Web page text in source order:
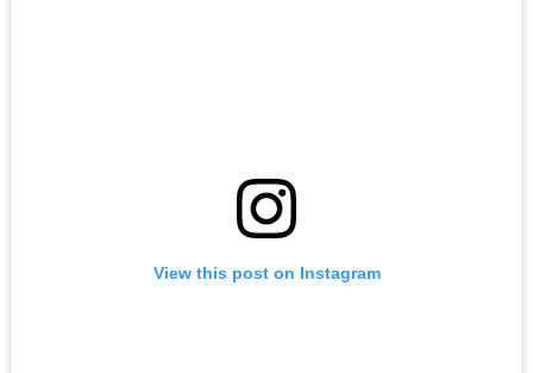
View this post on Instagram